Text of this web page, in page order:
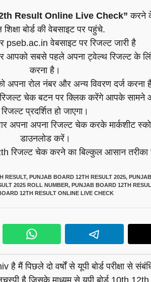
Result Online Live Check” करने
बोर्ड की वेबसाइट पर पहुंचे.
pseb.ac.in वेबसाइट पर रिजल्ट जारी है
आपको सबसे पहले अपना ट्वेल्थ रिजल्ट के
करना है।
अपना रोल नंबर और अन्य विवरण दर्ज करना
रिजल्ट चेक बटन पर क्लिक करेंगे आपके सामने
रिजल्ट प्रदर्शित हो जाएगा।
अपना अपना रिजल्ट चेक करके मार्कशीट
डाउनलोड करें।
रिजल्ट चेक करने का बिल्कुल आसान तरीका
RESULT, PUNJAB BOARD 12TH RESULT 2025,
2025 ROLL NUMBER,PUNJAB BOARD 12TH
12TH RESULT ONLINE LIVE CHECK
है मैं पिछले दो वर्षों से यूपी बोर्ड परीक्षा से
है जिसके माध्यम से यूपी बोर्ड 10th 12th